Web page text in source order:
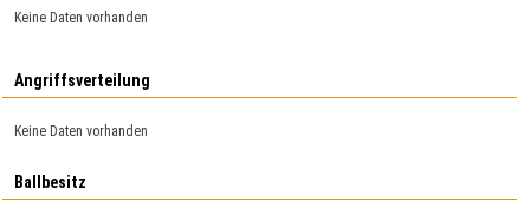
Keine Daten vorhanden
Angriffsverteilung
Keine Daten vorhanden
Ballbesitz